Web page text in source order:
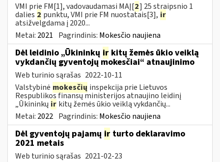
VMI prie FM[1], vadovaudamasi MAĮ[2] 25 straipsnio 1
dalies 2 punktu, VMI prie FM nuostatais[3], ir
atsižvelgdama į 2020...
Metai: 2021 Pagrindinis: Mokesčio naujiena
Dėl leidinio „Ūkininkų ir kitų žemės ūkio veiklą
vykdančių gyventojų mokesčiai“ atnaujinimo
Web turinio sąrašas 2022-10-11
Valstybinė mokesčių inspekcija prie Lietuvos
Respublikos finansų ministerijos atnaujino leidinį
„Ūkininkų ir kitų žemės ūkio veiklą vykdančių...
Metai: 2022 Pagrindinis: Mokesčio naujiena
Dėl gyventojų pajamų ir turto deklaravimo
2021 metais
Web turinio sąrašas 2021-02-23